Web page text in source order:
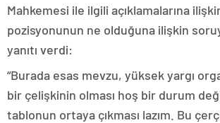
Mahkemesi ile ilgili açıklamalarına
pozisyonunun ne olduğuna ilişkin
yanıtı verdi:
“Burada esas mevzu, yüksek yargı
bir çelişkinin olması hoş bir durum
tablonun ortaya çıkması lazım. Bu